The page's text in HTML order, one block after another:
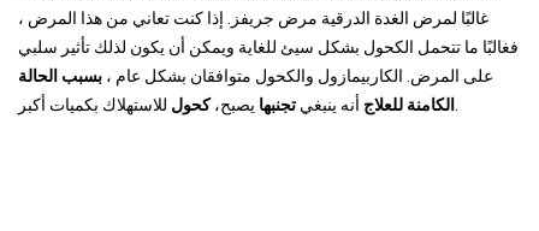
غالبًا لمرض الغدة الدرقية مرض جريفز. إذا كنت تعاني من هذا المرض ،
فغالبًا ما تتحمل الكحول بشكل سيئ للغاية ويمكن أن يكون لذلك تأثير سلبي
على المرض. الكاربيمازول والكحول متوافقان بشكل عام ، بسبب الحالة
الكامنة للعلاج أنه ينبغي تجنبها يصبح،كحول